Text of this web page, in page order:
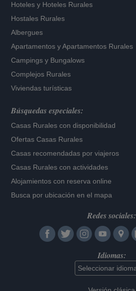
Hoteles y Hoteles Rurales
Hostales Rurales
Albergues
Apartamentos yApartamentos Rurales
Campings y Bungalows
Complejos Rurales
Viviendas turísticas
Búsquedas especiales:
Casas Rurales con disponibilidad
Ofertas Casas Rurales
Casas recomendadas por viajeros
Casas Rurales con actividades
Alojamientos con reserva online
Busca por ubicación en el mapa
Redes sociales:
Idiomas: